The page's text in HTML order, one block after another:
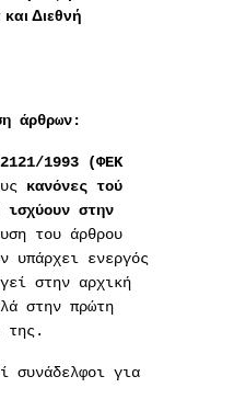
και Διεθνή
άρθρων:
1993 (ΦΕΚ
κανόνες τού
ισχύουν στην
του άρθρου
υπάρχει ενεργός
στην αρχική
στην πρώτη
της.
συνάδελφοι για